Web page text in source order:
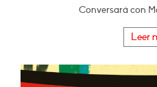
Conversará con
Leer